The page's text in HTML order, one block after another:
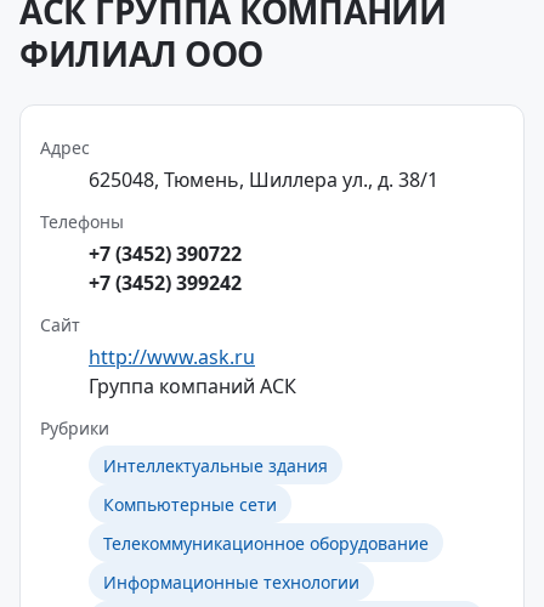
АСК ГРУППА КОМПАНИЙ
ФИЛИАЛ ООО
Адрес
625048, Тюмень, Шиллера ул., д. 38/1
Телефоны
+7 (3452) 390722
+7 (3452) 399242
Сайт
http://www.ask.ru
Группа компаний АСК
Рубрики
Интеллектуальные здания
Компьютерные сети
Телекоммуникационное оборудование
Информационные технологии